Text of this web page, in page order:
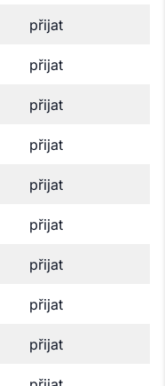
přijat
přijat
přijat
přijat
přijat
přijat
přijat
přijat
přijat